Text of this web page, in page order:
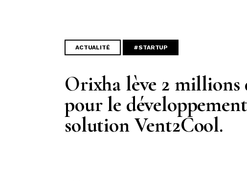
ACTUALITÉ #STARTUP
Orixha lève 2 millions
pour le
solution Vent2Cool.